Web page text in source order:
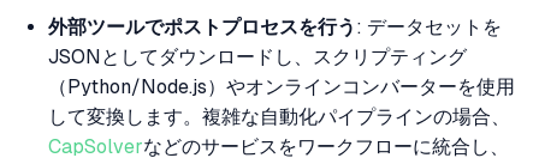
外部ツールでポストプロセスを行う : データセットを
JSONとしてダウンロードし、スクリプティング
（Python/Node.js）やオンラインコンバーターを使用
して変換します。複雑な自動化パイプラインの場合、
CapSolverなどのサービスをワークフローに統合し、